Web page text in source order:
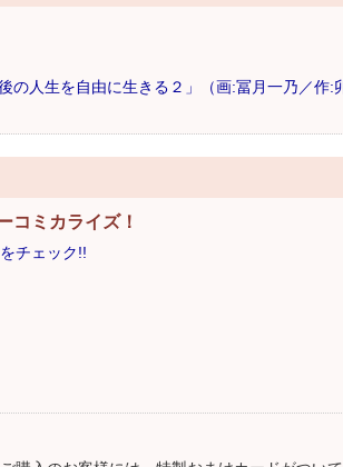
の人生を自由に生きる２」（画:冨月一乃／作:
コミカライズ！
チェック!!